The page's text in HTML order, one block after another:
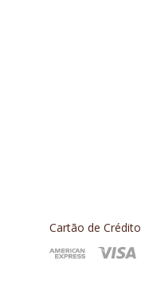
Cartão de Crédito